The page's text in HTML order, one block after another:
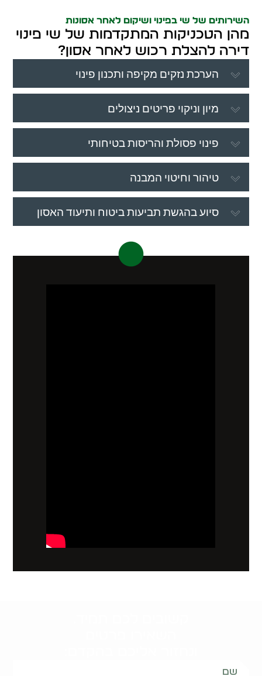
השירותים של שי בפינוי ושיקום לאחר אסונות
מהן הטכניקות המתקדמות של שי פינוי
דירה להצלת רכוש לאחר אסון?
הערכת נזקים מקיפה ותכנון פינוי
מיון וניקוי פריטים ניצולים
פינוי פסולת והריסות בטיחותי
טיהור וחיטוי המבנה
סיוע בהגשת תביעות ביטוח ותיעוד האסון